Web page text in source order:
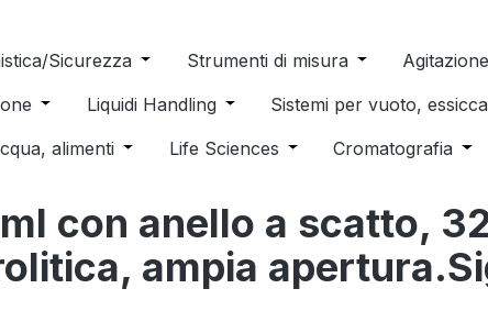
dropdown menu from the category Consumabili per
Sicurezza Open or close the dropdown menu
Strumenti di misura Open or close
menu from the category Distillazione,
Open or close the dropdown menu from the
Liquidi Handling Open or close the dropdown
Sistemi per vuoto,
from the category Pulizia e sterilizzazione
alimenti Open or close the dropdown menu from
Life Sciences Open or close the
Cromatografia
con anello a scatto,
ampia